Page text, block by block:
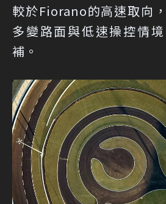
較於Fiorano的高速取向
多變路面與低速操控情
補。